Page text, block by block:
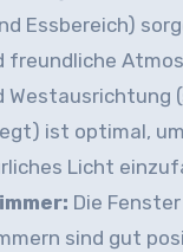
Essbereich)
freundliche
Westausrichtung
ist optimal,
Licht
Die
sind gut